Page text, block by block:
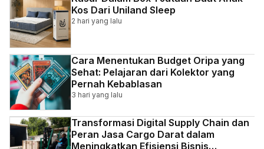
Kos Dari Uniland Sleep
2 hari yang lalu
Cara Menentukan Budget Oripa yang
Sehat: Pelajaran dari Kolektor yang
Pernah Kebablasan
3 hari yang lalu
Transformasi Digital Supply Chain dan
Peran Jasa Cargo Darat dalam
Meningkatkan Efisiensi Bisnis